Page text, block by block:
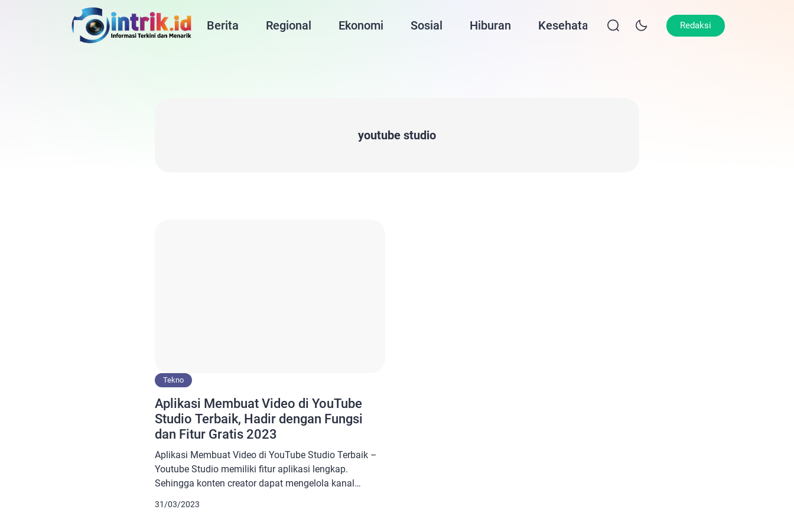
Berita Regional Ekonomi Sosial Hiburan Kesehatan Lifestyle Olahraga
Redaksi
youtube studio
Tekno
Aplikasi Membuat Video di YouTube
Studio Terbaik, Hadir dengan Fungsi
dan Fitur Gratis 2023
Aplikasi Membuat Video di YouTube Studio Terbaik –
Youtube Studio memiliki fitur aplikasi lengkap.
Sehingga konten creator dapat mengelola kanal
31/03/2023